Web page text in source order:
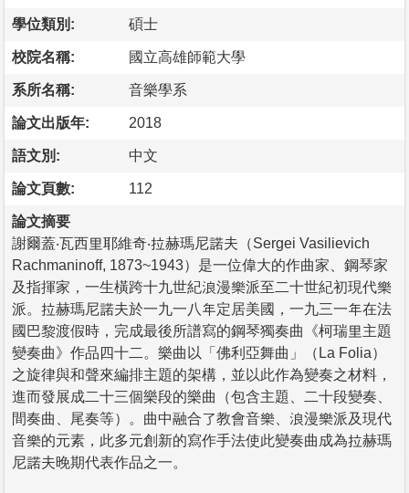
學位類別: 碩士
校院名稱: 國立高雄師範大學
系所名稱: 音樂學系
論文出版年: 2018
語文別: 中文
論文頁數: 112
論文摘要
謝爾蓋‧瓦西里耶維奇‧拉赫瑪尼諾夫（Sergei Vasilievich
Rachmaninoff, 1873~1943）是一位偉大的作曲家、鋼琴家
及指揮家，一生橫跨十九世紀浪漫樂派至二十世紀初現代樂
派。拉赫瑪尼諾夫於一九一八年定居美國，一九三一年在法
國巴黎渡假時，完成最後所譜寫的鋼琴獨奏曲《柯瑞里主題
變奏曲》作品四十二。樂曲以「佛利亞舞曲」（La Folia）
之旋律與和聲來編排主題的架構，並以此作為變奏之材料，
進而發展成二十三個樂段的樂曲（包含主題、二十段變奏、
間奏曲、尾奏等）。曲中融合了教會音樂、浪漫樂派及現代
音樂的元素，此多元創新的寫作手法使此變奏曲成為拉赫瑪
尼諾夫晚期代表作品之一。